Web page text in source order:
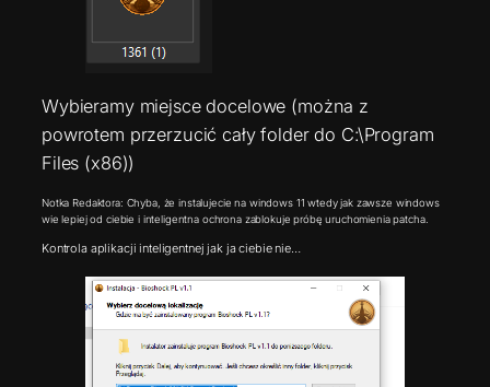
Wybieramy miejsce docelowe (można z
powrotem przerzucić cały folder do C:\Program
Files (x86))
Notka Redaktora: Chyba, że instalujecie na windows 11 wtedy jak zawsze windows
wie lepiej od ciebie i inteligentna ochrona zablokuje próbę uruchomienia patcha.
Kontrola aplikacji inteligentnej jak ja ciebie nie…